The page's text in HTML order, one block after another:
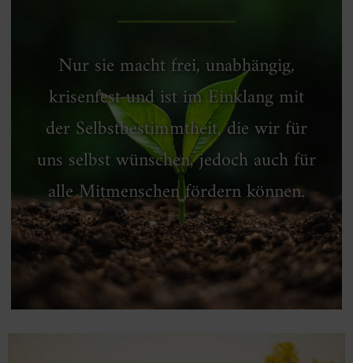
Nur sie macht frei, unabhängig,
krisenfest und ist im Einklang mit
der Selbstbestimmtheit, die wir für
uns selbst wünschen, jedoch auch für
alle Mitmenschen fördern können.